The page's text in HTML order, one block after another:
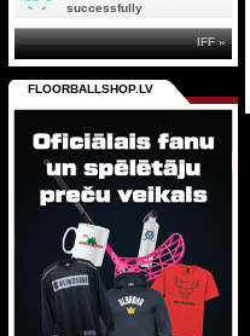
successfully
IFF »
FLOORBALLSHOP.LV